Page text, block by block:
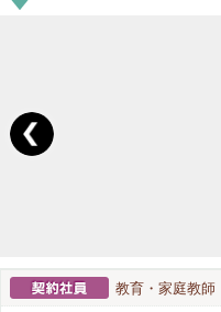
教育・家庭教師